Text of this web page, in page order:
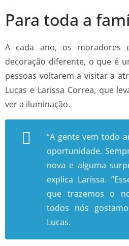
Para toda a
A cada ano, os moradores
decoração diferente, o que é
pessoas voltarem a visitar a
Lucas e Larissa Correa, que
ver a iluminação.
“A gente vem todo
oportunidade.
nova e alguma
explica Larissa.
que trazemos o
todos nós
Lucas.